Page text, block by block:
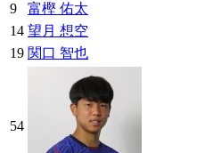
9
富樫 佑太
14 望月 想空
19 関口 智也
54